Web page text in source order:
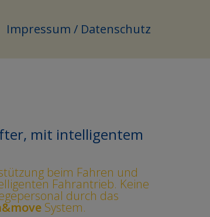
Impressum / Datenschutz
mit intelligentem
beim Fahren und
Fahrantrieb. Keine
durch das
System.